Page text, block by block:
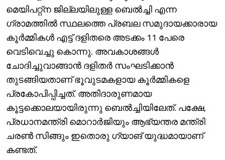
മെയിപറ്റ്ന ജില്ലയിലുള്ള ബെൽച്ചി എന്ന
ഗ്രാമത്തിൽ സ്ഥലത്തെ പ്രബല സമുദായക്കാരായ
കൂർമ്മികൾ എട്ട് ദളിതരെ അടക്കം 11 പേരെ
വെടിവെച്ചു കൊന്നു. അവകാശങ്ങൾ
ചോദിച്ചുവാങ്ങാൻ ദളിതർ സംഘടിക്കാൻ
തുടങ്ങിയതാണ് ഭൂവുടമകളായ കൂർമ്മികളെ
പ്രകോപിപ്പിച്ചത്. അതിദാരുണമായ
കൂട്ടക്കൊലയായിരുന്നു ബെൽച്ചിയിലേത്. പക്ഷേ,
പ്രധാനമന്ത്രി മൊറാർജിയും ആഭ്യന്തര മന്ത്രി
ചരൺ സിങ്ങും ഇതൊരു ഗ്യാങ് യുദ്ധമായാണ്
കണ്ടത്.